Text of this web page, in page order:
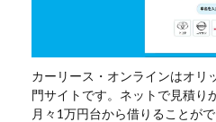
カーリース・オンラインはオリ
門サイトです。ネットで見積り
月々1万円台から借りることが